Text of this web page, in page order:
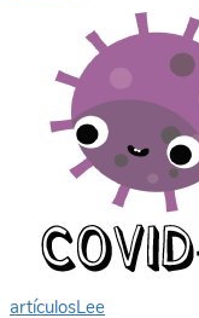
artículosLee